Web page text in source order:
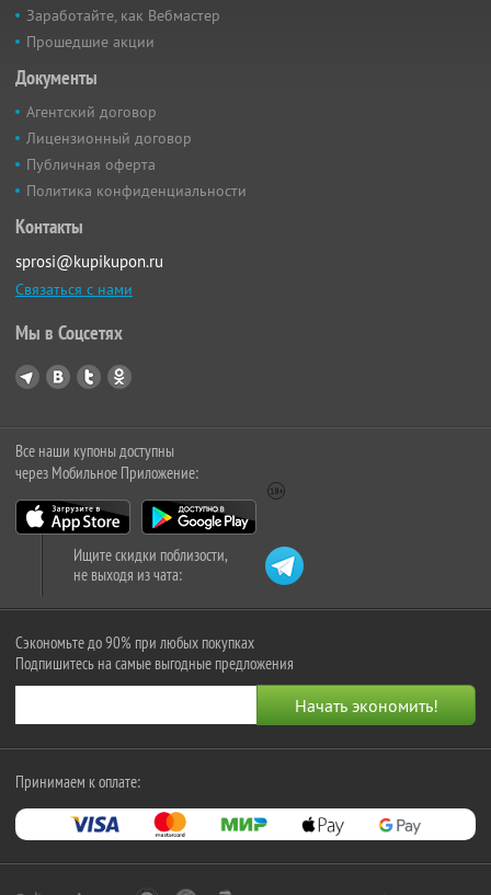
Заработайте, как Вебмастер
Прошедшие акции
Документы
Агентский договор
Лицензионный договор
Публичная оферта
Политика конфиденциальности
Контакты
sprosi@kupikupon.ru
Связаться с нами
Мы в Соцсетях
Все наши купоны доступны
через Мобильное Приложение:
Ищите скидки поблизости,
не выходя из чата:
Сэкономьте до 90% при любых покупках
Подпишитесь на самые выгодные предложения
Принимаем к оплате: